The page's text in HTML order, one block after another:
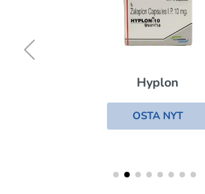
Hyplon
OSTA NYT